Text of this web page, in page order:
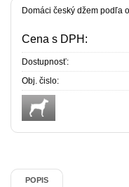
Domáci český džem podľa
Cena s DPH:
Dostupnosť:
Obj. čislo:
POPIS